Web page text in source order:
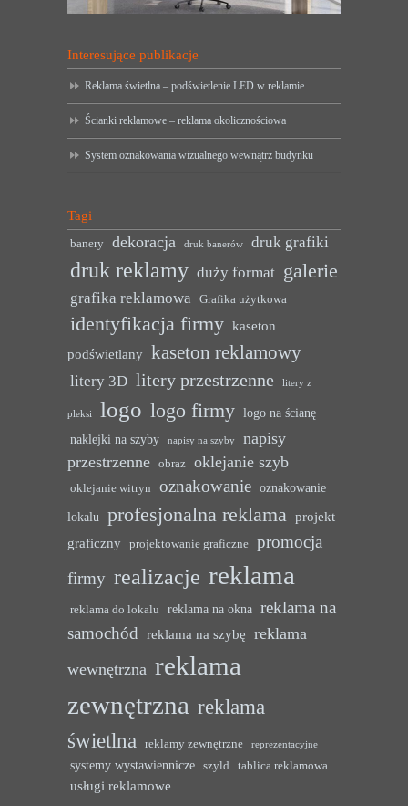
Interesujące publikacje
Reklama świetlna – podświetlenie LED w reklamie
Ścianki reklamowe – reklama okolicznościowa
System oznakowania wizualnego wewnątrz budynku
Tagi
banery dekoracja druk banerów druk grafiki
druk reklamy duży format galerie
grafika reklamowa Grafika użytkowa
identyfikacja firmy kaseton
podświetlany kaseton reklamowy
litery 3D litery przestrzenne litery z
pleksi logo logo firmy logo na ścianę
naklejki na szyby
napisy na szyby
napisy
przestrzenne
obraz oklejanie szyb
oklejanie witryn oznakowanie oznakowanie
lokalu profesjonalna reklama projekt
graficzny
projektowanie graficzne
promocja
firmy realizacje reklama
reklama do lokalu reklama na okna reklama na
samochód reklama na szybę reklama
wewnętrzna reklama
zewnętrzna reklama
świetlna
reklamy zewnętrzne reprezentacyjne
systemy wystawiennicze szyld tablica reklamowa
usługi reklamowe